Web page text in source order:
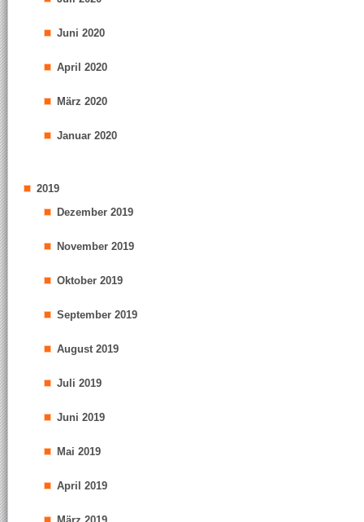
Juni 2020
April 2020
März 2020
Januar 2020
2019
Dezember 2019
November 2019
Oktober 2019
September 2019
August 2019
Juli 2019
Juni 2019
Mai 2019
April 2019